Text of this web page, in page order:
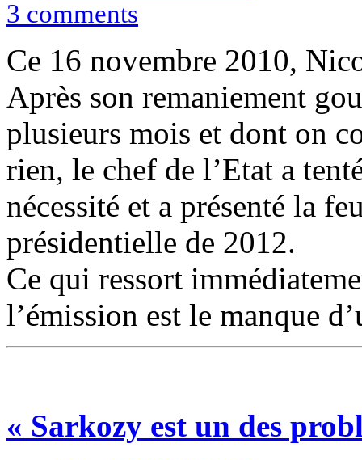
3 comments
Ce 16 novembre 2010,
Après son remaniement
plusieurs mois et dont on
rien, le chef de l’Etat a
nécessité et a présenté la
présidentielle de 2012.
Ce qui ressort
l’émission est le manque
« Sarkozy est un des